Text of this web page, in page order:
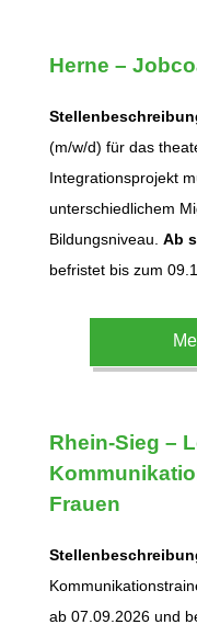
Herne –
(m/w/d) für das
Integrationsprojekt
unterschiedlichem
Bildungsniveau. Ab
befristet bis zum
Rhein-Sieg –
Frauen
ab 07.09.2026 und